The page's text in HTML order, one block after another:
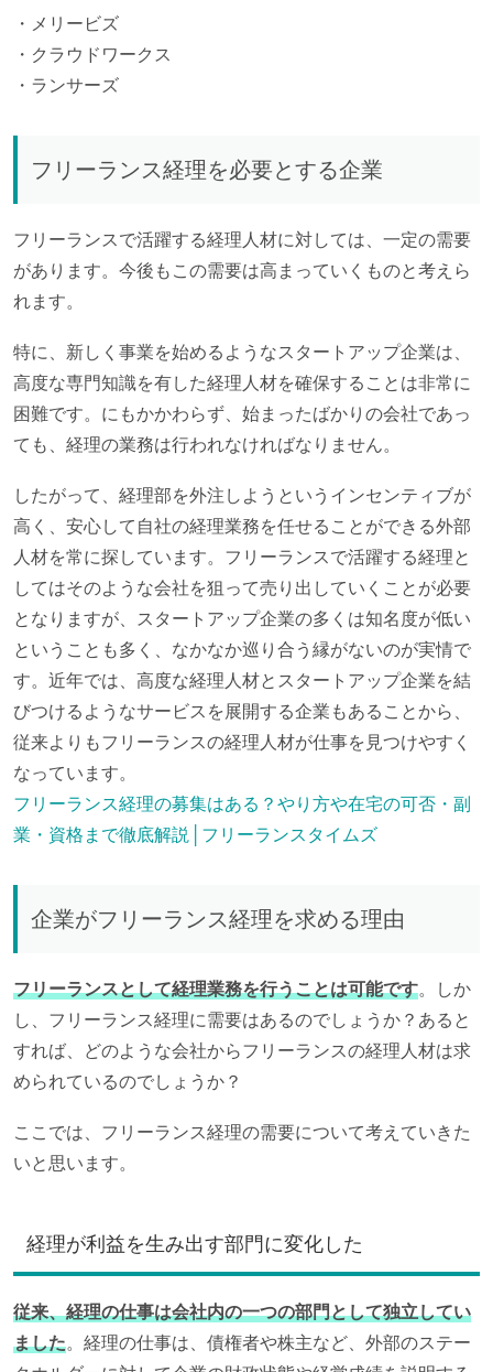
・メリービズ
・クラウドワークス
・ランサーズ
フリーランス経理を必要とする企業
フリーランスで活躍する経理人材に対しては、一定の需要
があります。今後もこの需要は高まっていくものと考えら
れます。
特に、新しく事業を始めるようなスタートアップ企業は、
高度な専門知識を有した経理人材を確保することは非常に
困難です。にもかかわらず、始まったばかりの会社であっ
ても、経理の業務は行われなければなりません。
したがって、経理部を外注しようというインセンティブが
高く、安心して自社の経理業務を任せることができる外部
人材を常に探しています。フリーランスで活躍する経理と
してはそのような会社を狙って売り出していくことが必要
となりますが、スタートアップ企業の多くは知名度が低い
ということも多く、なかなか巡り合う縁がないのが実情で
す。近年では、高度な経理人材とスタートアップ企業を結
びつけるようなサービスを展開する企業もあることから、
従来よりもフリーランスの経理人材が仕事を見つけやすく
なっています。
フリーランス経理の募集はある？やり方や在宅の可否・副
業・資格まで徹底解説│フリーランスタイムズ
企業がフリーランス経理を求める理由
フリーランスとして経理業務を行うことは可能です。しか
し、フリーランス経理に需要はあるのでしょうか？あると
すれば、どのような会社からフリーランスの経理人材は求
められているのでしょうか？
ここでは、フリーランス経理の需要について考えていきた
いと思います。
経理が利益を生み出す部門に変化した
従来、経理の仕事は会社内の一つの部門として独立してい
ました。経理の仕事は、債権者や株主など、外部のステー